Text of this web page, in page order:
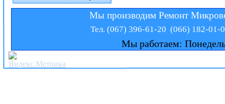
Мы работаем:
Мы производим Ремонт
Тел. (067) 396-61-20 (066) 182-01-